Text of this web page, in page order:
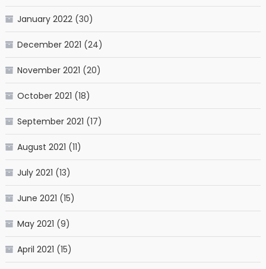
January 2022(30)
December 2021 (24)
November 2021 (20)
October 2021 (18)
September 2021 (17)
August 2021 (11)
July 2021 (13)
June 2021 (15)
May 2021 (9)
April 2021 (15)